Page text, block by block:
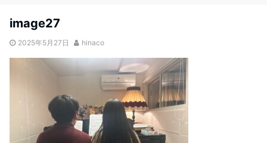
image27
2025年5月27日 hinaco